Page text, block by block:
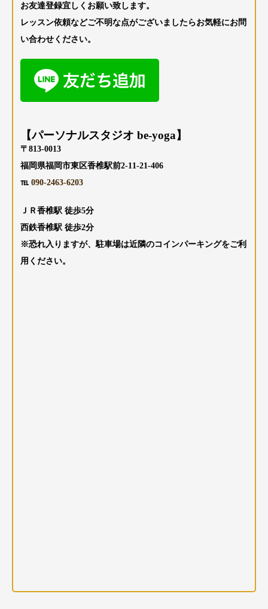
お友達登録宜しくお願い致します。
レッスン依頼などご不明な点がございましたらお気軽にお問
い合わせください。
【パーソナルスタジオ be-yoga】
〒813-0013
福岡県福岡市東区香椎駅前2-11-21-406
℡ 090-2463-6203
ＪＲ香椎駅 徒歩5分
西鉄香椎駅 徒歩2分
※恐れ入りますが、駐車場は近隣のコインパーキングをご利
用ください。